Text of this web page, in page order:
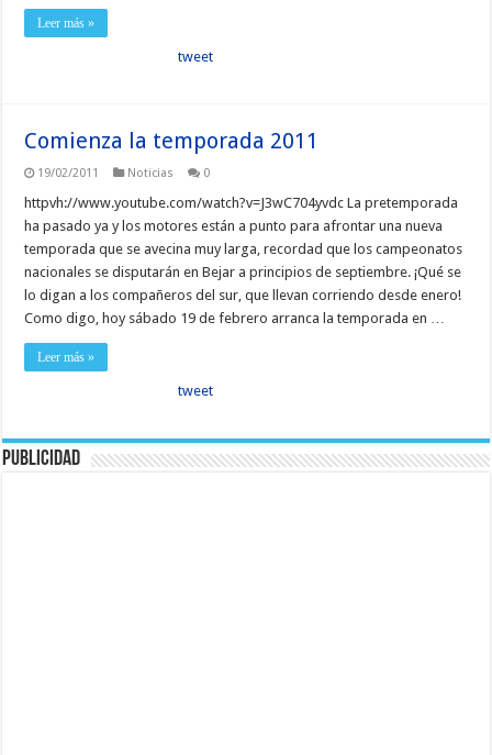
Leer más »
tweet
Comienza la temporada 2011
19/02/2011 Noticias 0
httpvh://www.youtube.com/watch?v=J3wC704yvdc La pretemporada
ha pasado ya y los motores están a punto para afrontar una nueva
temporada que se avecina muy larga, recordad que los campeonatos
nacionales se disputarán en Bejar a principios de septiembre. ¡Qué se
lo digan a los compañeros del sur, que llevan corriendo desde enero!
Como digo, hoy sábado 19 de febrero arranca la temporada en …
Leer más »
tweet
Publicidad